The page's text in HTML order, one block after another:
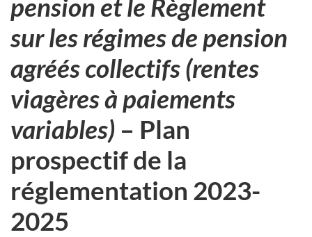
pension et le Règlement
sur les régimes de pension
agréés collectifs (rentes
viagères à paiements
variables) – Plan
prospectif de la
réglementation 2023-
2025